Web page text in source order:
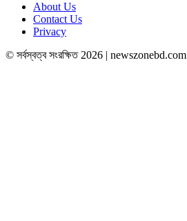
About Us
Contact Us
Privacy
© সর্বস্বত্ব সংরক্ষিত 2026 | newszonebd.com